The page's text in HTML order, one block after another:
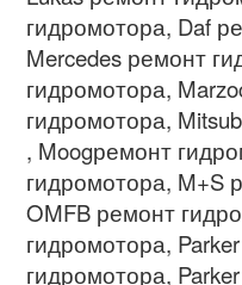
гидромотора, Daf
Mercedes ремонт
гидромотора,
гидромотора,
, Moogремонт
гидромотора, M+S
OMFB ремонт
гидромотора,
гидромотора,